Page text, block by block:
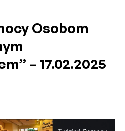
Osobom
– 17.02.2025